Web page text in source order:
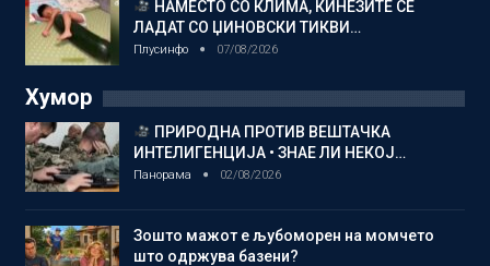
НАМЕСТО СО КЛИМА, КИНЕЗИТЕ СЕ
ЛАДАТ СО ЏИНОВСКИ ТИКВИ…
Плусинфо 07/08/2026
Хумор
ПРИРОДНА ПРОТИВ ВЕШТАЧКА
ИНТЕЛИГЕНЦИЈА • ЗНАЕ ЛИ НЕКОЈ…
Панорама 02/08/2026
Зошто мажот е љубоморен на момчето
што одржува базени?